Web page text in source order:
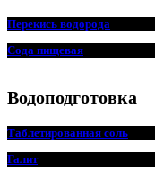
Перекись водорода
Сода пищевая
Водоподготовка
Таблетированная соль
Галит